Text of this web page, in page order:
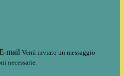
mail Verrà inviato un messaggio
necessarie.